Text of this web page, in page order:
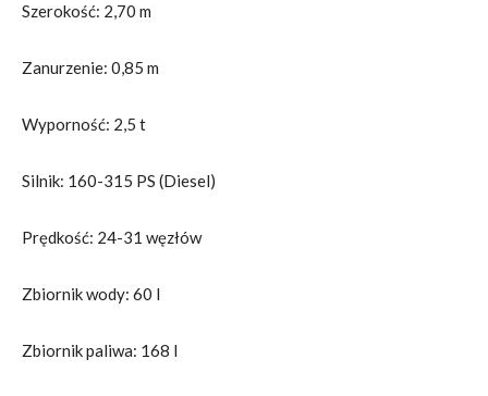
Szerokość: 2,70 m
Zanurzenie: 0,85 m
Wyporność: 2,5 t
Silnik: 160-315 PS (Diesel)
Prędkość: 24-31 węzłów
Zbiornik wody: 60 l
Zbiornik paliwa: 168 l